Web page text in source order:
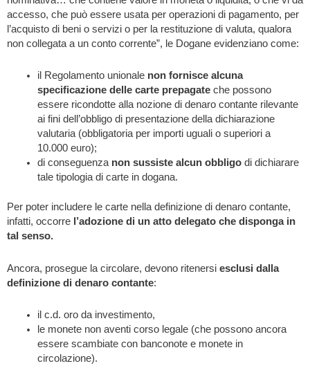
accesso, che può essere usata per operazioni di pagamento, per
l’acquisto di beni o servizi o per la restituzione di valuta, qualora
non collegata a un conto corrente”, le Dogane evidenziano come:
il Regolamento unionale non fornisce alcuna
specificazione delle carte prepagateche possono
essere ricondotte alla nozione di denaro contante rilevante
ai fini dell’obbligo di presentazione della dichiarazione
valutaria (obbligatoria per importi uguali o superiori a
10.000 euro);
di conseguenza non sussiste alcun obbligodi dichiarare
tale tipologia di carte in dogana.
Per poter includere le carte nella definizione di denaro contante,
infatti, occorre l’adozione di un atto delegato che disponga in
tal senso.
Ancora, prosegue la circolare, devono ritenersi esclusi dalla
definizione di denaro contante:
il c.d. oro da investimento,
le monete non aventi corso legale (che possono ancora
essere scambiate con banconote e monete in
circolazione).